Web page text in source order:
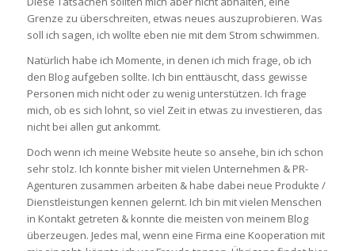
Grenze zu überschreiten, etwas neues auszuprobieren. Was
soll ich sagen, ich wollte eben nie mit dem Strom schwimmen.
Natürlich habe ich Momente, in denen ich mich frage, ob ich
den Blog aufgeben sollte. Ich bin enttäuscht, dass gewisse
Personen mich nicht oder zu wenig unterstützen. Ich frage
mich, ob es sich lohnt, so viel Zeit in etwas zu investieren, das
nicht bei allen gut ankommt.
Doch wenn ich meine Website heute so ansehe, bin ich schon
sehr stolz. Ich konnte bisher mit vielen Unternehmen & PR-
Agenturen zusammen arbeiten & habe dabei neue Produkte /
Dienstleistungen kennen gelernt. Ich bin mit vielen Menschen
in Kontakt getreten & konnte die meisten von meinem Blog
überzeugen. Jedes mal, wenn eine Firma eine Kooperation mit